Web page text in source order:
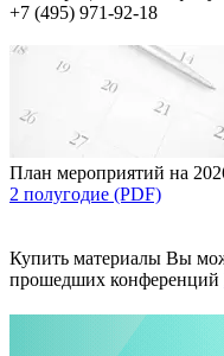
+7 (495) 971-92-18
План мероприятий на
2 полугодие (PDF)
Купить материалы Вы
прошедших конференций